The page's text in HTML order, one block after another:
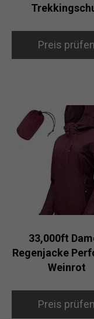
Preis prüfen
33,000ft
Regenjacke
Weinrot
Preis prüfen